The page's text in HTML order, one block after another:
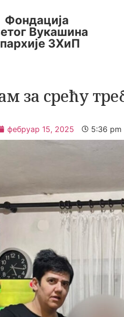
Фондација
Вукашина
ЗХиП
за срећу
фебруар 15, 2025 5:36 pm